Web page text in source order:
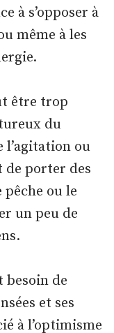
à s’opposer à
même à les
être trop
du
ou
de porter des
ou le
un peu de
besoin de
et ses
à l’optimisme